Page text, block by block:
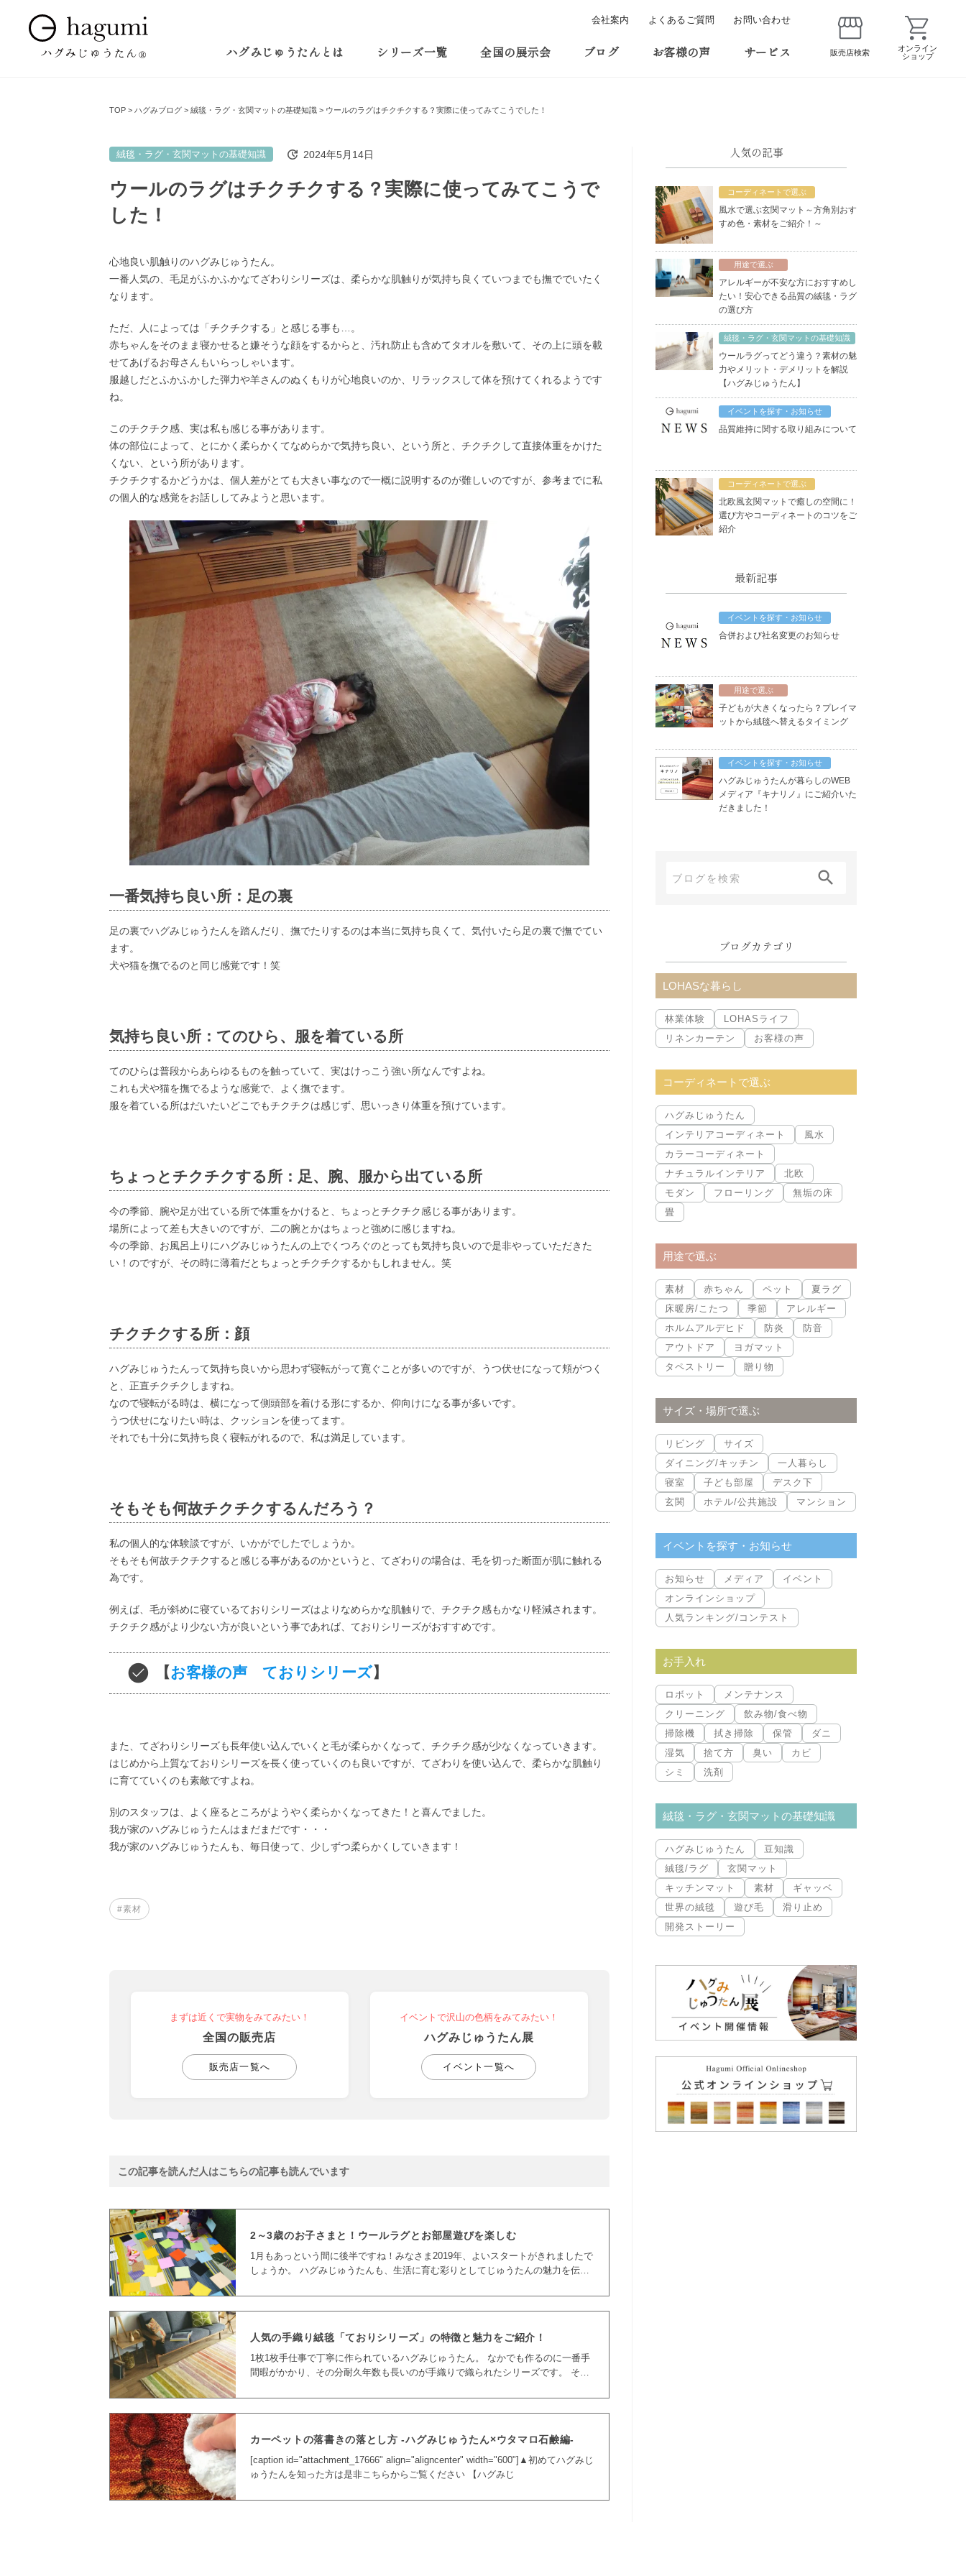
ハグみじゅうたんとは シリーズ一覧 全国の展示会 ブログ お客様の声 サービス
会社案内 よくあるご質問 お問い合わせ
販売店検索
オンライン
ショップ
TOP ハグみブログ 絨毯・ラグ・玄関マットの基礎知識 ウールのラグはチクチクする？実際に使ってみてこうでした！
ウールのラグはチクチクする？実際に使ってみてこうで
した！
絨毯・ラグ・玄関マットの基礎知識 2024年5月14日
心地良い肌触りのハグみじゅうたん。
一番人気の、毛足がふかふかなてざわりシリーズは、柔らかな肌触りが気持ち良くていつまでも撫ででいたく
なります。
ただ、人によっては「チクチクする」と感じる事も…。
赤ちゃんをそのまま寝かせると嫌そうな顔をするからと、汚れ防止も含めてタオルを敷いて、その上に頭を載
せてあげるお母さんもいらっしゃいます。
服越しだとふかふかした弾力や羊さんのぬくもりが心地良いのか、リラックスして体を預けてくれるようです
ね。
このチクチク感、実は私も感じる事があります。
体の部位によって、とにかく柔らかくてなめらかで気持ち良い、という所と、チクチクして直接体重をかけた
くない、という所があります。
チクチクするかどうかは、個人差がとても大きい事なので一概に説明するのが難しいのですが、参考までに私
の個人的な感覚をお話ししてみようと思います。
一番気持ち良い所：足の裏
足の裏でハグみじゅうたんを踏んだり、撫でたりするのは本当に気持ち良くて、気付いたら足の裏で撫でてい
ます。
犬や猫を撫でるのと同じ感覚です！笑
気持ち良い所：てのひら、服を着ている所
てのひらは普段からあらゆるものを触っていて、実はけっこう強い所なんですよね。
これも犬や猫を撫でるような感覚で、よく撫でます。
服を着ている所はだいたいどこでもチクチクは感じず、思いっきり体重を預けています。
ちょっとチクチクする所：足、腕、服から出ている所
今の季節、腕や足が出ている所で体重をかけると、ちょっとチクチク感じる事があります。
場所によって差も大きいのですが、二の腕とかはちょっと強めに感じますね。
今の季節、お風呂上りにハグみじゅうたんの上でくつろぐのとっても気持ち良いので是非やっていただきた
い！のですが、その時に薄着だとちょっとチクチクするかもしれません。笑
チクチクする所：顔
ハグみじゅうたんって気持ち良いから思わず寝転がって寛ぐことが多いのですが、うつ伏せになって頬がつく
と、正直チクチクしますね。
なので寝転がる時は、横になって側頭部を着ける形にするか、仰向けになる事が多いです。
うつ伏せになりたい時は、クッションを使ってます。
それでも十分に気持ち良く寝転がれるので、私は満足しています。
そもそも何故チクチクするんだろう？
私の個人的な体験談ですが、いかがでしたでしょうか。
そもそも何故チクチクすると感じる事があるのかというと、てざわりの場合は、毛を切った断面が肌に触れる
為です。
例えば、毛が斜めに寝ているておりシリーズはよりなめらかな肌触りで、チクチク感もかなり軽減されます。
チクチク感がより少ない方が良いという事であれば、ておりシリーズがおすすめです。
【お客様の声 ておりシリーズ】
また、てざわりシリーズも長年使い込んでいくと毛が柔らかくなって、チクチク感が少なくなっていきます。
はじめから上質なておりシリーズを長く使っていくのも良いですが、てざわりを使い込んで、柔らかな肌触り
に育てていくのも素敵ですよね。
別のスタッフは、よく座るところがようやく柔らかくなってきた！と喜んでました。
我が家のハグみじゅうたんはまだまだです・・・
我が家のハグみじゅうたんも、毎日使って、少しずつ柔らかくしていきます！
#素材
まずは近くで実物をみてみたい！
全国の販売店
販売店一覧へ
イベントで沢山の色柄をみてみたい！
ハグみじゅうたん展
イベント一覧へ
この記事を読んだ人はこちらの記事も読んでいます
2～3歳のお子さまと！ウールラグとお部屋遊びを楽しむ
1月もあっという間に後半ですね！みなさま2019年、よいスタートがきれましたで
しょうか。 ハグみじゅうたんも、生活に育む彩りとしてじゅうたんの魅力を伝
人気の手織り絨毯「ておりシリーズ」の特徴と魅力をご紹介！
1枚1枚手仕事で丁寧に作られているハグみじゅうたん。 なかでも作るのに一番手
間暇がかかり、その分耐久年数も長いのが手織りで織られたシリーズです。 そこ
カーペットの落書きの落とし方 -ハグみじゅうたん×ウタマロ石鹸編-
[caption id="attachment_17666" align="aligncenter" width="600"]▲初めてハグみじ
ゅうたんを知った方は是非こちらからご覧ください 【ハグみじ
人気の記事
コーディネートで選ぶ
風水で選ぶ玄関マット～方角別おす
すめ色・素材をご紹介！～
用途で選ぶ
アレルギーが不安な方におすすめし
たい！安心できる品質の絨毯・ラグ
の選び方
絨毯・ラグ・玄関マットの基礎知識
ウールラグってどう違う？素材の魅
力やメリット・デメリットを解説
【ハグみじゅうたん】
イベントを探す・お知らせ
品質維持に関する取り組みについて
コーディネートで選ぶ
北欧風玄関マットで癒しの空間に！
選び方やコーディネートのコツをご
紹介
最新記事
イベントを探す・お知らせ
合併および社名変更のお知らせ
用途で選ぶ
子どもが大きくなったら？プレイマ
ットから絨毯へ替えるタイミング
イベントを探す・お知らせ
ハグみじゅうたんが暮らしのWEB
メディア『キナリノ』にご紹介いた
だきました！
ブ
索:
ブログカテゴリ
LOHASな暮らし
林業体験
LOHASライフ
リネンカーテン
お客様の声
コーディネートで選ぶ
ハグみじゅうたん
インテリアコーディネート
風水
カラーコーディネート
ナチュラルインテリア
北欧
モダン
フローリング
無垢の床
畳
用途で選ぶ
素材 赤ちゃん ペット
夏ラグ
床暖房/こたつ
季節
アレルギー
ホルムアルデヒド
防炎
防音
アウトドア
ヨガマット
タペストリー
贈り物
サイズ・場所で選ぶ
リビング
サイズ
ダイニング/キッチン
一人暮らし
寝室
子ども部屋
デスク下
玄関
ホテル/公共施設 マンション
イベントを探す・お知らせ
お知らせ メディア
イベント
オンラインショップ
人気ランキング/コンテスト
お手入れ
ロボット
メンテナンス
クリーニング
飲み物/食べ物
掃除機
拭き掃除 保管
ダニ
湿気
捨て方 臭い
カビ
シミ
洗剤
絨毯・ラグ・玄関マットの基礎知識
ハグみじゅうたん
豆知識
絨毯/ラグ
玄関マット
キッチンマット
素材
ギャッベ
世界の絨毯
遊び毛
滑り止め
開発ストーリー